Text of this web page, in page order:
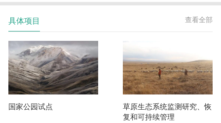
具体项目 查看全部
国家公园试点
草原生态系统监测研究、恢
复和可持续管理